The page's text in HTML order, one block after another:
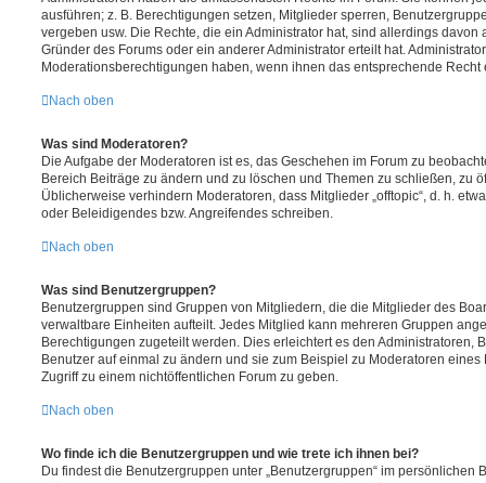
ausführen; z. B. Berechtigungen setzen, Mitglieder sperren,
vergeben usw. Die Rechte, die ein Administrator hat, sind allerdings
Gründer des Forums oder ein anderer Administrator erteilt hat.
Moderationsberechtigungen haben, wenn ihnen das entsprechende Recht
Nach oben
Was sind Moderatoren?
Die Aufgabe der Moderatoren ist es, das Geschehen im Forum zu
Bereich Beiträge zu ändern und zu löschen und Themen zu schließen, zu
Üblicherweise verhindern Moderatoren, dass Mitglieder „offtopic“, d. h.
oder Beleidigendes bzw. Angreifendes schreiben.
Nach oben
Was sind Benutzergruppen?
Benutzergruppen sind Gruppen von Mitgliedern, die die Mitglieder des
verwaltbare Einheiten aufteilt. Jedes Mitglied kann mehreren Gruppen
Berechtigungen zugeteilt werden. Dies erleichtert es den Administratoren,
Benutzer auf einmal zu ändern und sie zum Beispiel zu Moderatoren
Zugriff zu einem nichtöffentlichen Forum zu geben.
Nach oben
Wo finde ich die Benutzergruppen und wie trete ich ihnen bei?
Du findest die Benutzergruppen unter „Benutzergruppen“ im persönlichen